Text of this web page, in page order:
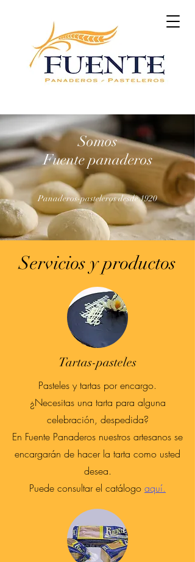
Somos
Fuente panaderos
Panaderos-pasteleros desde 1920
Servicios y productos
Tartas-pasteles
Pasteles y tartas por encargo.
¿Necesitas una tarta para alguna
celebración, despedida?
En Fuente Panaderos nuestros artesanos se
encargarán de hacer la tarta como usted
desea.
Puede consultar el catálogo aquí.